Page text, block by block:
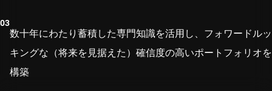
数十年にわたり蓄積した専門知識を活用し、フォワードルッ
キングな（将来を見据えた）確信度の高いポートフォリオを
構築